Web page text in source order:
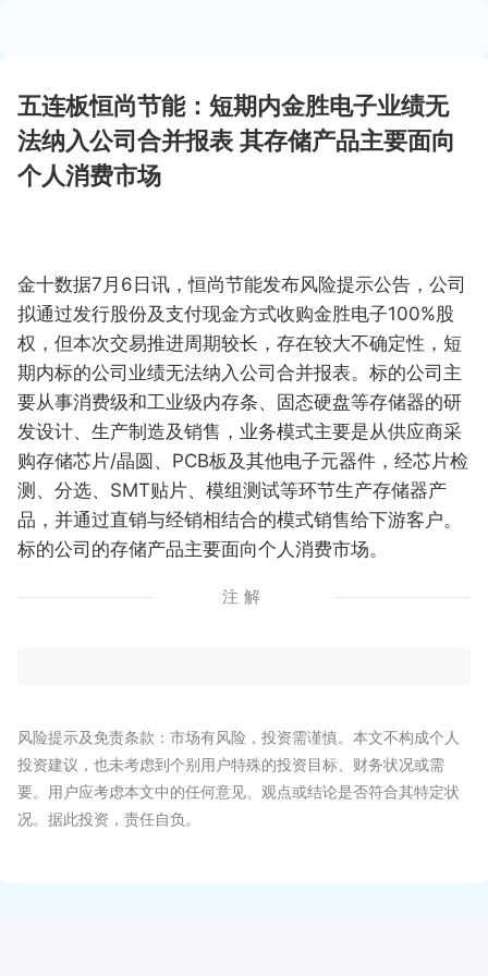
五连板恒尚节能：短期内金胜电子业绩无
法纳入公司合并报表 其存储产品主要面向
个人消费市场
金十数据7月6日讯，恒尚节能发布风险提示公告，公司
拟通过发行股份及支付现金方式收购金胜电子100%股
权，但本次交易推进周期较长，存在较大不确定性，短
期内标的公司业绩无法纳入公司合并报表。标的公司主
要从事消费级和工业级内存条、固态硬盘等存储器的研
发设计、生产制造及销售，业务模式主要是从供应商采
购存储芯片/晶圆、PCB板及其他电子元器件，经芯片检
测、分选、SMT贴片、模组测试等环节生产存储器产
品，并通过直销与经销相结合的模式销售给下游客户。
标的公司的存储产品主要面向个人消费市场。
注解
风险提示及免责条款：市场有风险，投资需谨慎。本文不构成个人
投资建议，也未考虑到个别用户特殊的投资目标、财务状况或需
要。用户应考虑本文中的任何意见、观点或结论是否符合其特定状
况。据此投资，责任自负。